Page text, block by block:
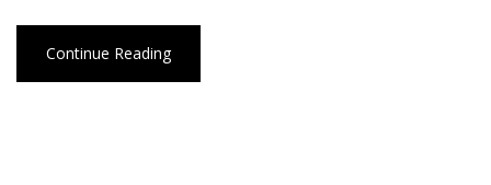
Continue Reading